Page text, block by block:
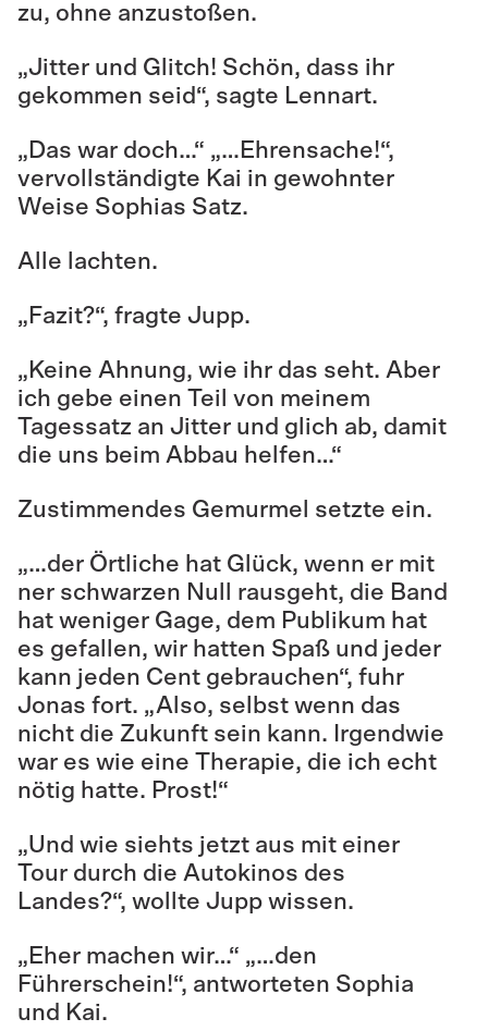
zu, ohne anzustoßen.
„Jitter und Glitch! Schön, dass ihr
gekommen seid“, sagte Lennart.
„Das war doch…“ „…Ehrensache!“,
vervollständigte Kai in gewohnter
Weise Sophias Satz.
Alle lachten.
„Fazit?“, fragte Jupp.
„Keine Ahnung, wie ihr das seht. Aber
ich gebe einen Teil von meinem
Tagessatz an Jitter und glich ab, damit
die uns beim Abbau helfen…“
Zustimmendes Gemurmel setzte ein.
„…der Örtliche hat Glück, wenn er mit
ner schwarzen Null rausgeht, die Band
hat weniger Gage, dem Publikum hat
es gefallen, wir hatten Spaß und jeder
kann jeden Cent gebrauchen“, fuhr
Jonas fort. „Also, selbst wenn das
nicht die Zukunft sein kann. Irgendwie
war es wie eine Therapie, die ich echt
nötig hatte. Prost!“
„Und wie siehts jetzt aus mit einer
Tour durch die Autokinos des
Landes?“, wollte Jupp wissen.
„Eher machen wir…“ „…den
Führerschein!“, antworteten Sophia
und Kai.